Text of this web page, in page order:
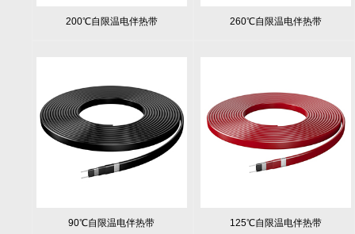
200℃自限温电伴热带 260℃自限温电伴热带
90℃自限温电伴热带 125℃自限温电伴热带